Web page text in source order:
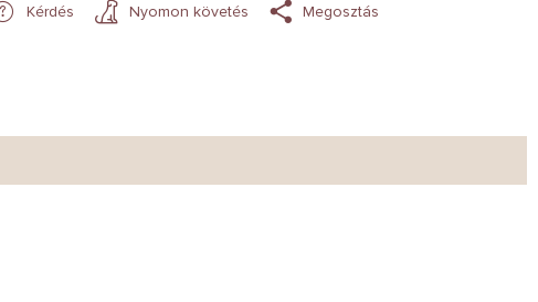
Kérdés Nyomon követés Megosztás